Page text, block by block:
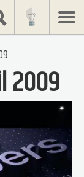
2009